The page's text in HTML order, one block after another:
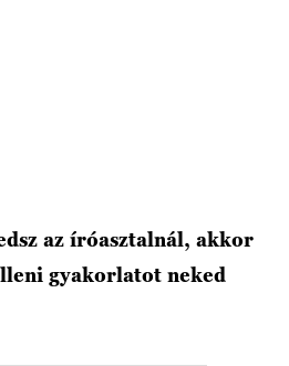
az íróasztalnál, akkor
gyakorlatot neked